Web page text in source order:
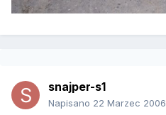
snajper-s1
Napisano 22 Marzec 2006